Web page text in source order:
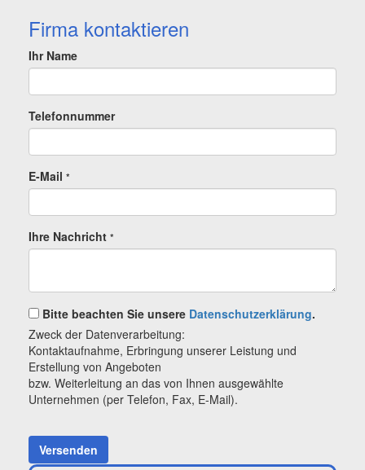
Firma kontaktieren
Ihr Name
Telefonnummer
E-Mail *
Ihre Nachricht *
Bitte beachten Sie unsere Datenschutzerklärung.
Zweck der Datenverarbeitung:
Kontaktaufnahme, Erbringung unserer Leistung und
Erstellung von Angeboten
bzw. Weiterleitung an das von Ihnen ausgewählte
Unternehmen (per Telefon, Fax, E-Mail).
Versenden